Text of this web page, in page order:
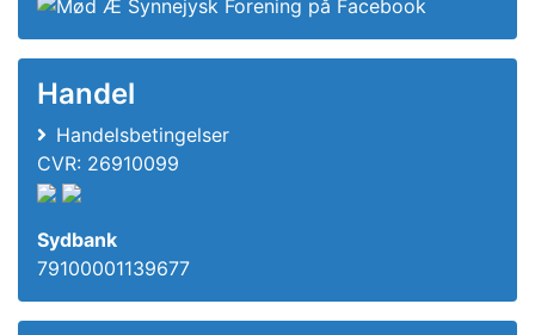
Handel
Handelsbetingelser
CVR: 26910099
Sydbank
79100001139677